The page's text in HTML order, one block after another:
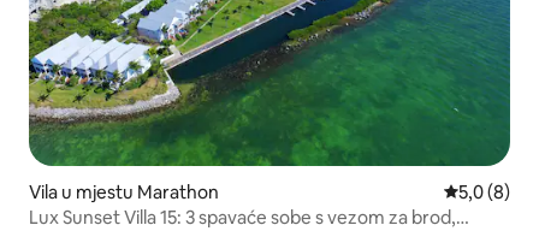
Vila u mjestu Marathon Prosječna
5,0 (8)
Lux Sunset Villa 15: 3 spavaće sobe s vezom za brod,